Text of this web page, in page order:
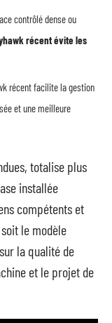
contrôlé dense ou
récent évite les
récent facilite la gestion
et une meilleure
totalise plus
installée
compétents et
le modèle
la qualité de
et le projet de